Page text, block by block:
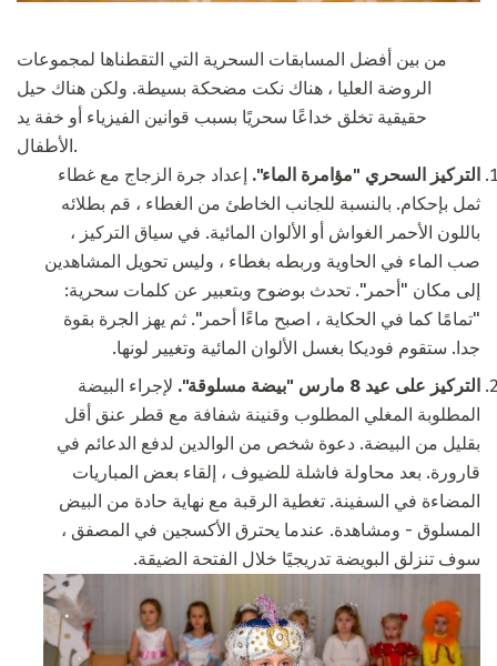
من بين أفضل المسابقات السحرية التي التقطناها لمجموعات
الروضة العليا ، هناك نكت مضحكة بسيطة. ولكن هناك حيل
حقيقية تخلق خداعًا سحريًا بسبب قوانين الفيزياء أو خفة يد
الأطفال.
التركيز السحري "مؤامرة الماء". إعداد جرة الزجاج مع غطاء
ثمل بإحكام. بالنسبة للجانب الخاطئ من الغطاء ، قم بطلائه
باللون الأحمر الغواش أو الألوان المائية. في سياق التركيز ،
صب الماء في الحاوية وربطه بغطاء ، وليس تحويل المشاهدين
إلى مكان "أحمر". تحدث بوضوح وبتعبير عن كلمات سحرية:
"تمامًا كما في الحكاية ، اصبح ماءًا أحمر". ثم يهز الجرة بقوة
جدا. ستقوم فوديكا بغسل الألوان المائية وتغيير لونها.
التركيز على عيد 8 مارس "بيضة مسلوقة".
لإجراء البيضة
المطلوبة المغلي المطلوب وقنينة شفافة مع قطر عنق أقل
بقليل من البيضة. دعوة شخص من الوالدين لدفع الدعائم في
قارورة. بعد محاولة فاشلة للضيوف ، إلقاء بعض المباريات
المضاءة في السفينة. تغطية الرقبة مع نهاية حادة من البيض
المسلوق - ومشاهدة. عندما يحترق الأكسجين في المصفق ،
سوف تنزلق البويضة تدريجيًا خلال الفتحة الضيقة.